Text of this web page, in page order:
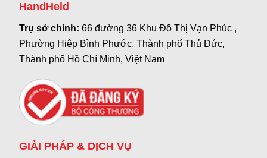
HandHeld
Trụ sở chính:66 đường 36 Khu Đô Thị Vạn Phúc ,
Phường Hiệp Bình Phước, Thành phố Thủ Đức,
Thành phố Hồ Chí Minh, Việt Nam
GIẢI PHÁP & DỊCH VỤ